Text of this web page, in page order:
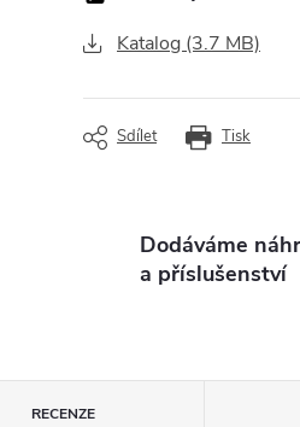
Katalog (3.7 MB)
Tisk
Sdílet
Dodáváme
a příslušenství
RECENZE